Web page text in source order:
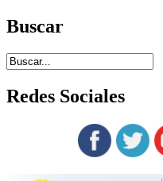
Buscar
Redes Sociales